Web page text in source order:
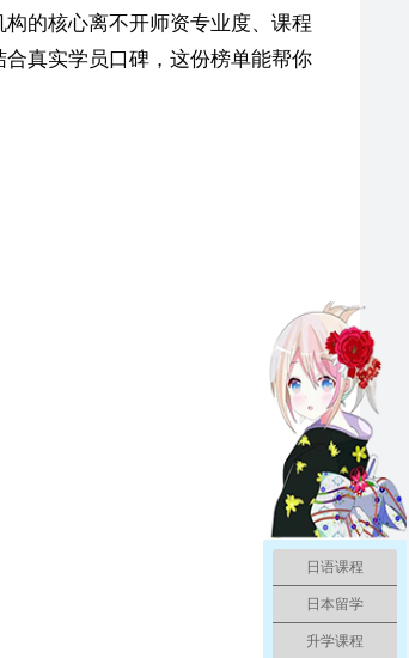
的核心离不开师资专业度、课程
真实学员口碑，这份榜单能帮你
日语课程
日本留学
升学课程